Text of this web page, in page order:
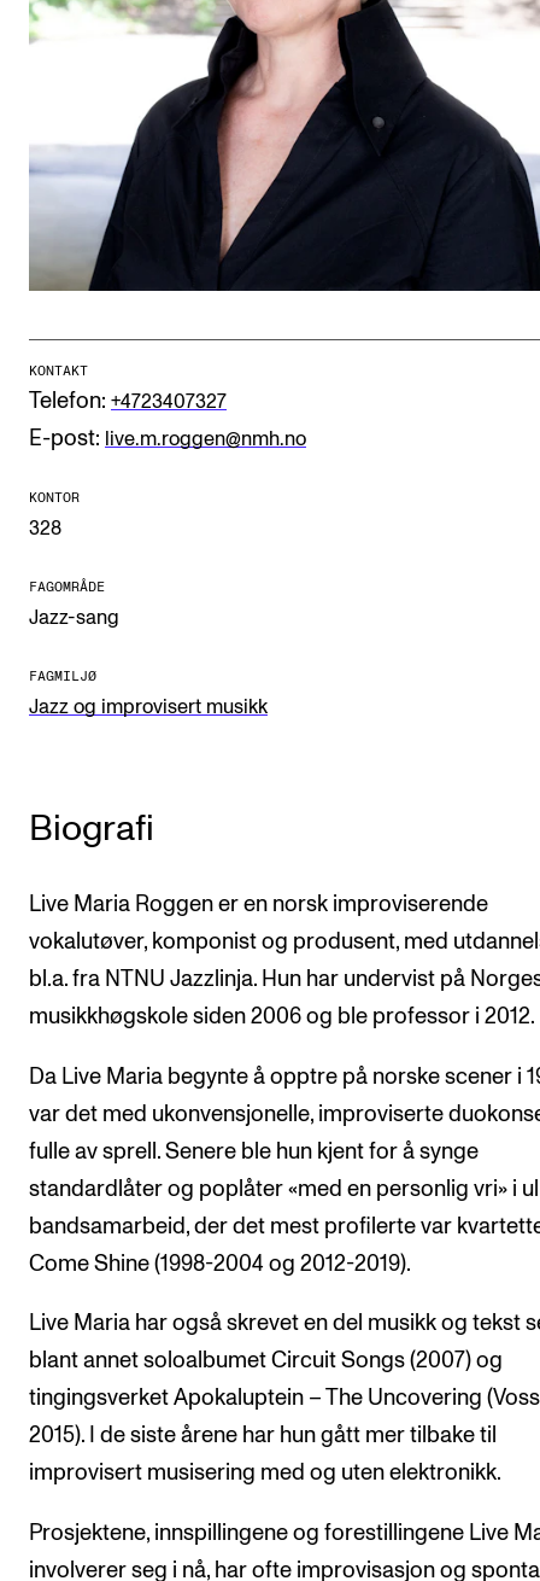
Studentutvalet SUT (student.nmh.no)
FORSKNING
NordART
Prosjekter
INTERNASJONALT
Internasjonal strategi
Nettverk
AKTUELT
Ledige stillinger
INFO
Om Norges musikkhøgskole
Kontakt oss
Finn ansatte
For ansatte og studenter
KONTAKT
Telefon: +4723407327
E-post: live.m.roggen@nmh.no
KONTOR
328
FAGOMRÅDE
Jazz-sang
FAGMILJØ
Jazz og improvisert musikk
Biografi
Live Maria Roggen er en norsk improviserende
vokalutøver, komponist og produsent, med
bl.a. fra NTNU Jazzlinja. Hun har undervist på
musikkhøgskole siden 2006 og ble professor i 2012.
Da Live Maria begynte å opptre på norske scener i
var det med ukonvensjonelle, improviserte
fulle av sprell. Senere ble hun kjent for å synge
standardlåter og poplåter «med en personlig vri» i
bandsamarbeid, der det mest profilerte var
Come Shine (1998-2004 og 2012-2019).
Live Maria har også skrevet en del musikk og tekst
blant annet soloalbumet Circuit Songs (2007) og
tingingsverket Apokaluptein – The Uncovering
2015). I de siste årene har hun gått mer tilbake til
improvisert musisering med og uten elektronikk.
Prosjektene, innspillingene og forestillingene Live
involverer seg i nå, har ofte improvisasjon og